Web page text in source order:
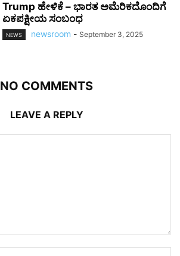
Trump ಹೇಳಿಕೆ – ಭಾರತ ಅಮೆರಿಕದೊಂದಿಗೆ
ಏಕಪಕ್ಷೀಯ ಸಂಬಂಧ
NEWS newsroom - September 3, 2025
NO COMMENTS
LEAVE A REPLY